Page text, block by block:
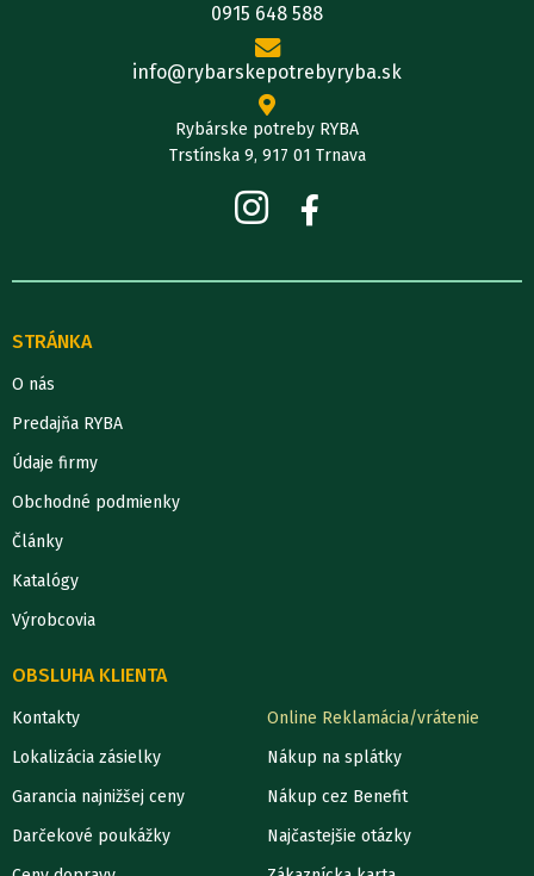
0915 648 588
info@rybarskepotrebyryba.sk
Rybárske potreby RYBA
Trstínska 9, 917 01 Trnava
STRÁNKA
O nás
Predajňa RYBA
Údaje firmy
Obchodné podmienky
Články
Katalógy
Výrobcovia
OBSLUHA KLIENTA
Kontakty
Lokalizácia zásielky
Garancia najnižšej ceny
Darčekové poukážky
Online Reklamácia/vrátenie
Nákup na splátky
Nákup cez Benefit
Najčastejšie otázky